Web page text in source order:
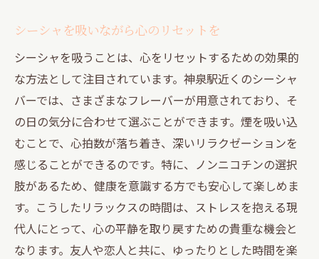
シーシャを吸いながら心のリセットを
シーシャを吸うことは、心をリセットするための効果的
な方法として注目されています。神泉駅近くのシーシャ
バーでは、さまざまなフレーバーが用意されており、そ
の日の気分に合わせて選ぶことができます。煙を吸い込
むことで、心拍数が落ち着き、深いリラクゼーションを
感じることができるのです。特に、ノンニコチンの選択
肢があるため、健康を意識する方でも安心して楽しめま
す。こうしたリラックスの時間は、ストレスを抱える現
代人にとって、心の平静を取り戻すための貴重な機会と
なります。友人や恋人と共に、ゆったりとした時間を楽